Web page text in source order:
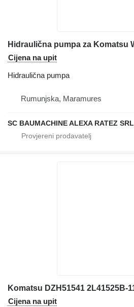
Cijena na upit
Hidraulična pumpa
Rumunjska, Maramures
SC BAUMACHINE ALEXA RATEZ SRL
Cijena na upit